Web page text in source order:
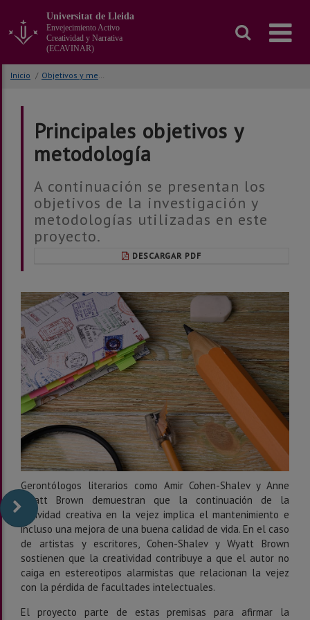
contenido
principal
de
Universitat de Lleida
Envejecimiento Activo
Creatividad y Narrativa
(ECAVINAR)
Inicio / Objetivos y metodología(s)
Principales objetivos y
metodología
A continuación se presentan los
objetivos de la investigación y
metodologías utilizadas en este
proyecto.
DESCARGAR PDF
Gerontólogos literarios como Amir Cohen-Shalev y Anne
Wyatt Brown demuestran que la continuación de la
actividad creativa en la vejez implica el mantenimiento e
incluso una mejora de una buena calidad de vida. En el caso
de artistas y escritores, Cohen-Shalev y Wyatt Brown
sostienen que la creatividad contribuye a que el autor no
caiga en estereotipos alarmistas que relacionan la vejez
con la pérdida de facultades intelectuales.
El proyecto parte de estas premisas para afirmar la